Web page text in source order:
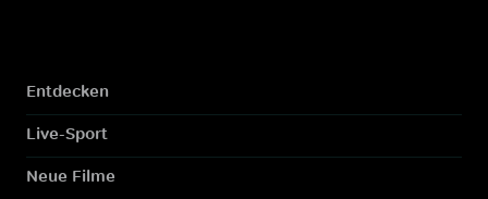
Entdecken
Live-Sport
Neue Filme